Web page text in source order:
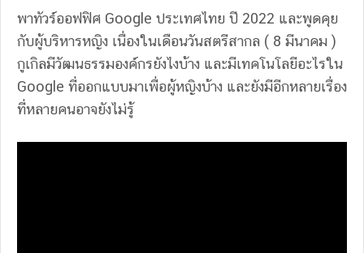
พาทัวร์ออฟฟิศ Google ประเทศไทย ปี 2022 และพูดคุย
กับผู้บริหารหญิง เนื่องในเดือนวันสตรีสากล ( 8 มีนาคม )
กูเกิลมีวัฒนธรรมองค์กรยังไงบ้าง และมีเทคโนโลยีอะไรใน
Google ที่ออกแบบมาเพื่อผู้หญิงบ้าง และยังมีอีกหลายเรื่อง
ที่หลายคนอาจยังไม่รู้